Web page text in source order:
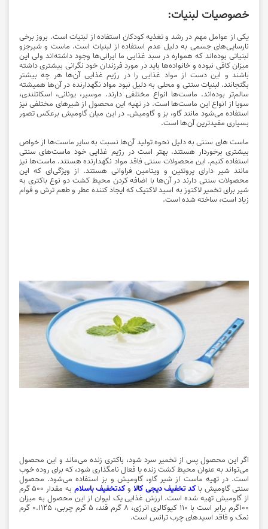
خصوصیات لبنیات:
یکی از عوامل مهم در رشد و تغذیه کودکان استفاده از لبنیات است. بروز برخی
نارسایی‌های جسمی به دلیل عدم استفاده از لبنیات است. ماست و شیرجزو
لبنیاتی بوده‌اند که همواره در سبد غذایی ما ایرانی‌ها وجود داشته‌اند ولی این
میزان کافی نبوده و خانواده‌ها باید در مورد فرزندان خود نگرانی بیشتری داشته
باشند و این دست از مواد غذایی را در رژیم غذایی آن‌ها هر چه بیشتر
بگنجانند. لبنیات سنتی و محلی به دلیل نبود مواد نگهدارنده در آن‌ها همیشته
سالم‌تر بوده‌اند. ماست‌ها انواع مختلفی دارند. موسیر، یونانی، اسکاتلندی،
سویا از انواع این ماست‌ها است. در تهیه این محصول از شیرهای مختلفی نیز
استفاده می‌شود مانند گاو، بز و گاومیش. در این میان گاومیش برعکس تصور
بسیاری مفیدترین آن‌ها است.
ماست‌ های سنتی به دلیل نحوه تولید آن‌ها نسبت به سایر ماست‌ها از خواص
بیشتری برخوردار هستند. بهتر است در رژیم غذایی خود ماست‌های سنتی
استفاده کنیم. این محصولات سنتی فاقد مواد نگهدارنده هستند. ماست‌ها نیز
مانند شیر دارای پروتئین و ویتامین فراوانی هستند. از ویژگی‌ای که این
محصولات سنتی دارند در آن‌ها با اضافه کردن محیط کشت دو نوع باکتری به
شیر برای تخمیر لاکتوز به اسید لاکتیک که ایجاد کننده عطر و طعم ترش و قوام
زیاد است، ساخته شده است.
اگر این محصول پس از تخمیر سرد شود، باکتری زنده می‌ماند و این محصول
می‌تواند به عنوان محیط کشت زنده یا فعال نامگذاری شود، که برای روده خوب
است. در تهیه ماست از شیر گاو، گاومیش و بز استفاده می‌شود. محصول
سنتی گاومیش با کد تخفیف دیجی کالا و کدتخفیف باسلام
به مقدار 500 گرم
از گاومیش تهیه شده است. ارزش غذایی یک لیوان از این محصول به میزان
100گرم برابر است با 110 کیوکالری انرژی، 8 گرم قند، 5 گرم چربی، 0.1125 گرم
نمک و فاقد اسیدهای چرب ترانس است.